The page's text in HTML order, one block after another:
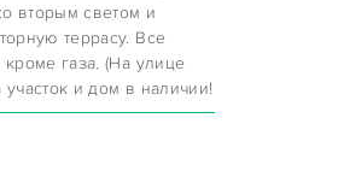
вторым светом и
террасу. Все
газа. (На улице
участок и дом в наличии!